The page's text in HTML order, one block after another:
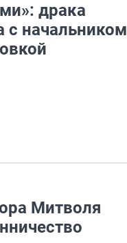
драка
с начальником
Митволя